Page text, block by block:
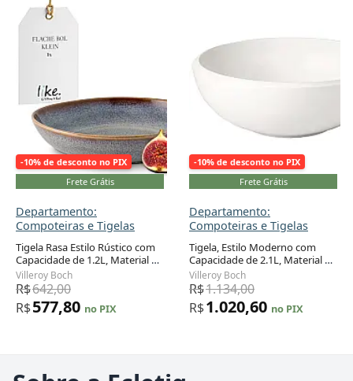
-10% de desconto no PIX
Frete Grátis
Departamento:
Compoteiras e Tigelas
Tigela Rasa Estilo Rústico com
Capacidade de 1.2L, Material de
Cerâmica e Formato Redondo,
Villeroy Boch, Bege
Villeroy Boch
R$642,00
R$577,80 no PIX
-10% de desconto no PIX
Frete Grátis
Departamento:
Compoteiras e Tigelas
Tigela, Estilo Moderno com
Capacidade de 2.1L, Material de
Porcelana Premium e Formato
Redondo, Villeroy Boch
Villeroy Boch
R$1.134,00
R$1.020,60 no PIX